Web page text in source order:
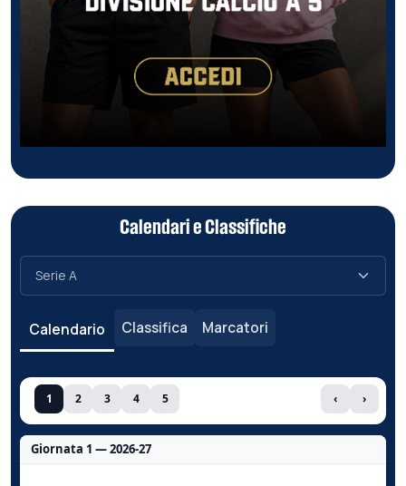
Calendari e Classifiche
Calendario Classifica Marcatori
1 2 3 4 5 ‹ ›
Giornata 1 — 2026-27